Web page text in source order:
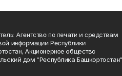
Агентство по печати и средствам
информации Республики
Акционерное общество
дом "Республика Башкортостан"